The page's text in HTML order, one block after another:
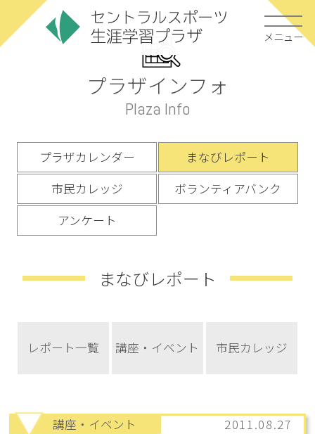
メニュー
プラザインフォ
Plaza Info
まなびレポート
プラザカレンダー
まなびレポート
市民カレッジ
ボランティアバンク
アンケート
レポート一覧 講座・イベント 市民カレッジ
講座・イベント 2011.08.27